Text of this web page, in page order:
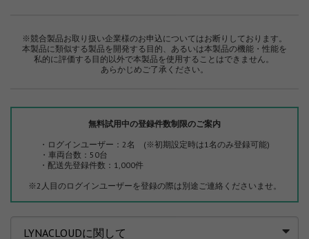
※競合製品お取り扱い企業様のお申込についてはお断りしております。
本製品に類似する製品を開発する目的、あるいは本製品の機能・性能を
私的に評価する目的以外で本製品を使用することはできません。
あらかじめご了承ください。
無料試用中の登録件数制限のご案内
・ログインユーザー：2名 (※初期設定時は1名のみ登録可能)
・車両台数：50台
・配送先登録件数：1,000件
※2人目のログインユーザーを登録の際は別途ご連絡くださいませ。